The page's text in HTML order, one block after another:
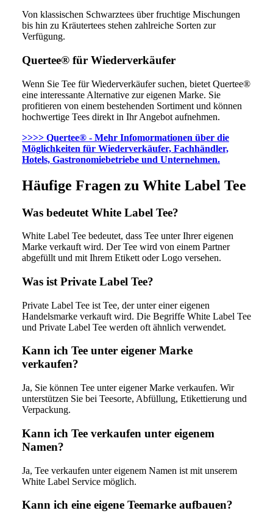
Von klassischen Schwarztees über fruchtige Mischungen
bis hin zu Kräutertees stehen zahlreiche Sorten zur
Verfügung.
Quertee® für Wiederverkäufer
Wenn Sie Tee für Wiederverkäufer suchen, bietet Quertee®
eine interessante Alternative zur eigenen Marke. Sie
profitieren von einem bestehenden Sortiment und können
hochwertige Tees direkt in Ihr Angebot aufnehmen.
>>>> Quertee® - Mehr Infomormationen über die
Möglichkeiten für Wiederverkäufer, Fachhändler,
Hotels, Gastronomiebetriebe und Unternehmen.
Häufige Fragen zu White Label Tee
Was bedeutet White Label Tee?
White Label Tee bedeutet, dass Tee unter Ihrer eigenen
Marke verkauft wird. Der Tee wird von einem Partner
abgefüllt und mit Ihrem Etikett oder Logo versehen.
Was ist Private Label Tee?
Private Label Tee ist Tee, der unter einer eigenen
Handelsmarke verkauft wird. Die Begriffe White Label Tee
und Private Label Tee werden oft ähnlich verwendet.
Kann ich Tee unter eigener Marke
verkaufen?
Ja, Sie können Tee unter eigener Marke verkaufen. Wir
unterstützen Sie bei Teesorte, Abfüllung, Etikettierung und
Verpackung.
Kann ich Tee verkaufen unter eigenem
Namen?
Ja, Tee verkaufen unter eigenem Namen ist mit unserem
White Label Service möglich.
Kann ich eine eigene Teemarke aufbauen?